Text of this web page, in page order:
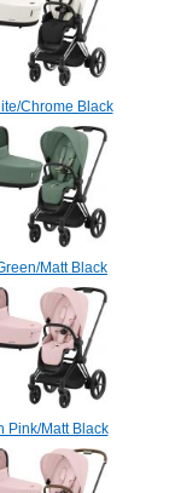
Chrome Black
Matt Black
Pink/Matt Black